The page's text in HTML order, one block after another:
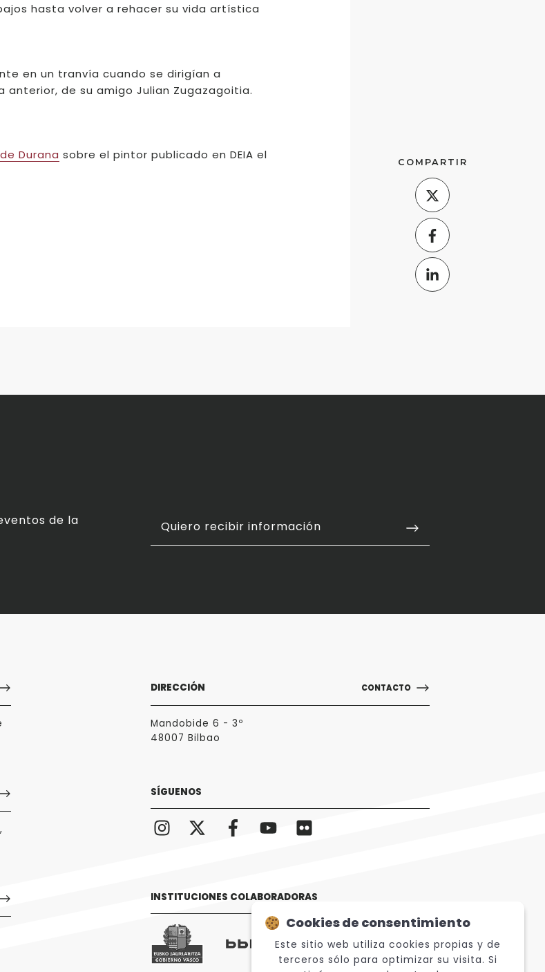
hasta volver a rehacer su vida artística
en un tranvía cuando se dirigían a
de su amigo Julian Zugazagoitia.
Durana sobre el pintor publicado en DEIA el
COMPARTIR
de la
Quiero recibir información
DIRECCIÓN CONTACTO
Mandobide 6 - 3º
48007 Bilbao
SÍGUENOS
INSTITUCIONES COLABORADORAS
Cookies de consentimiento
Este sitio web utiliza cookies propias y de
terceros sólo para optimizar su visita. Si